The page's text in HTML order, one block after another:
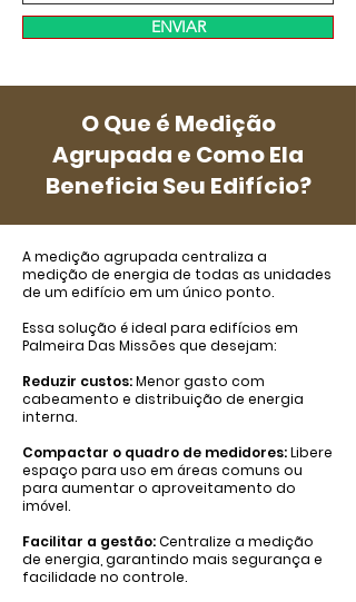
ENVIAR
O Que é Medição
Agrupada e Como Ela
Beneficia Seu Edifício?
A medição agrupada centraliza a
medição de energia de todas as unidades
de um edifício em um único ponto.
Essa solução é ideal para edifícios em
Palmeira Das Missões que desejam:
Reduzir custos:Menor gasto com
cabeamento e distribuição de energia
interna.
Compactar o quadro de medidores:Libere
espaço para uso em áreas comuns ou
para aumentar o aproveitamento do
imóvel.
Facilitar a gestão:Centralize a medição
de energia, garantindo mais segurança e
facilidade no controle.